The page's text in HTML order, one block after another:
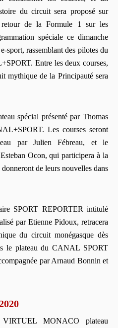
du circuit sera proposé sur
de la Formule 1 sur les
spéciale ce dimanche
sport, rassemblant des pilotes du
Entre les deux courses,
mythique de la Principauté sera
spécial présenté par Thomas
Les courses seront
par Julien Fébreau, et le
Ocon, qui participera à la
de leurs nouvelles dans
SPORT REPORTER intitulé
par Etienne Pidoux, retracera
du circuit monégasque dès
le plateau du CANAL SPORT
par Arnaud Bonnin et
MONACO plateau